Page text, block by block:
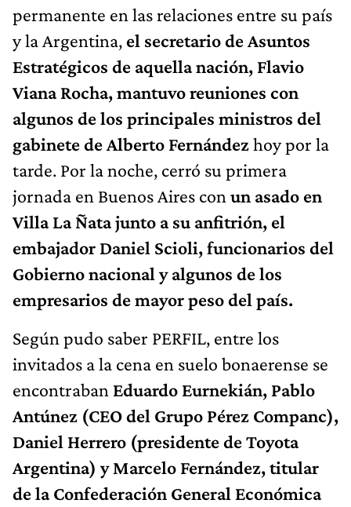
permanente en las relaciones entre su país
y la Argentina, el secretario de Asuntos
Estratégicos de aquella nación, Flavio
Viana Rocha, mantuvo reuniones con
algunos de los principales ministros del
gabinete de Alberto Fernándezhoy por la
tarde. Por la noche, cerró su primera
jornada en Buenos Aires con un asado en
Villa La Ñata junto a su anfitrión, el
embajador Daniel Scioli, funcionarios del
Gobierno nacional y algunos de los
empresarios de mayor peso del país.
Según pudo saber PERFIL, entre los
invitados a la cena en suelo bonaerense se
encontraban Eduardo Eurnekián, Pablo
Antúnez (CEO del Grupo Pérez Companc),
Daniel Herrero (presidente de Toyota
Argentina) y Marcelo Fernández, titular
de la Confederación General Económica